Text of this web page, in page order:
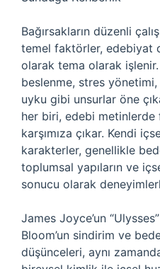
Bağırsakların düzenli
temel faktörler, edebiyat
olarak tema olarak
beslenme, stres
uyku gibi unsurlar öne
her biri, edebi metinlerde
karşımıza çıkar. Kendi
karakterler, genellikle
toplumsal yapıların ve
sonucu olarak
James Joyce’un
Bloom’un sindirim ve
düşünceleri, aynı